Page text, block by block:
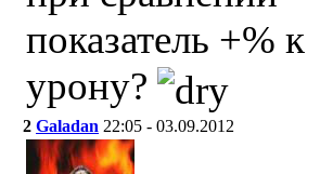
показатель +% к
урону?
2 Galadan 22:05 - 03.09.2012